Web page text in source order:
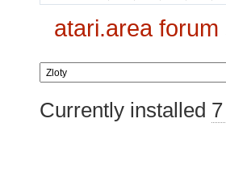
atari.area forum
Currently installed